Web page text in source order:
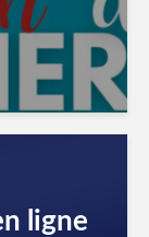
ligne